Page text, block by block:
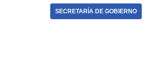
SECRETARÍA DE GOBIERNO